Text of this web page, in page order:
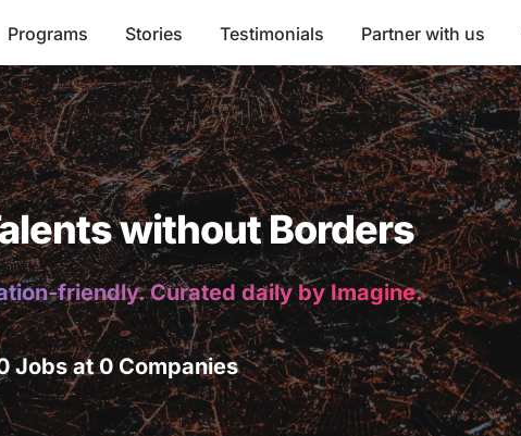
Programs Stories Testimonials Partner with us
without Borders
friendly. Curated daily by Imagine.
Jobs at 0 Companies